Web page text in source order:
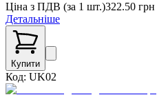
Ціна з ПДВ (за 1 шт.)322.50 грн
Детальніше
Купити
Код: UK02